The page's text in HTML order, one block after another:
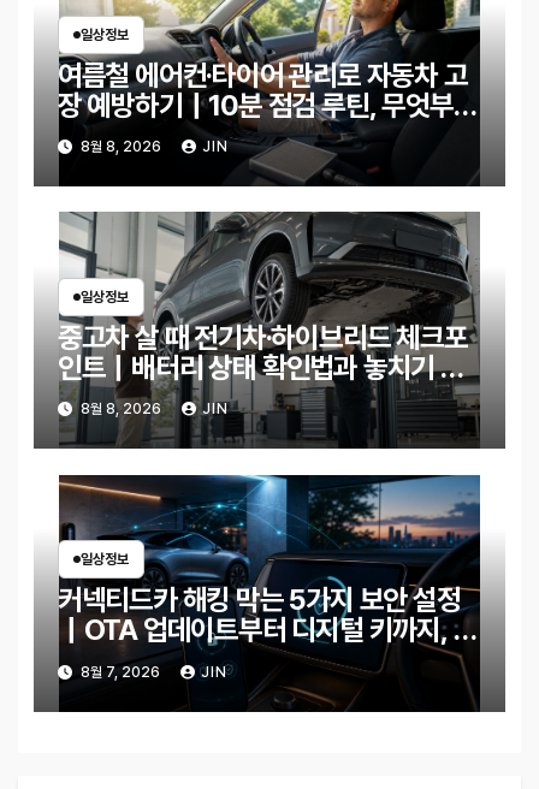
일상정보
여름철 에어컨·타이어 관리로 자동차 고
장 예방하기｜10분 점검 루틴, 무엇부터
확인할까?
8월 8, 2026 JIN
일상정보
중고차 살 때 전기차·하이브리드 체크포
인트｜배터리 상태 확인법과 놓치기 쉬
운 위험 신호
8월 8, 2026 JIN
일상정보
커넥티드카 해킹 막는 5가지 보안 설정
｜OTA 업데이트부터 디지털 키까지, 지
금 확인할 것은?
8월 7, 2026 JIN